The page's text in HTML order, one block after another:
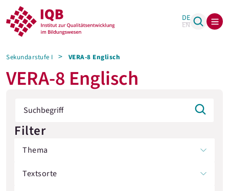
DE
EN
Sekundarstufe I VERA-8 Englisch
VERA-8 Englisch
Filter
Thema
Textsorte